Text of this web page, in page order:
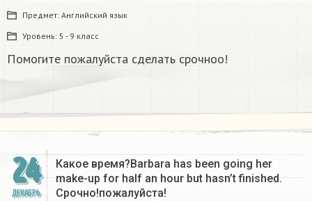
Предмет: Английский язык
Уровень: 5 - 9 класс
Помогите пожалуйста сделать срочноо!
24
ДЕКАБРЬ
Какое время?Barbara has been going her
make-up for half an hour but hasn’t finished.
Срочно!пожалуйста!